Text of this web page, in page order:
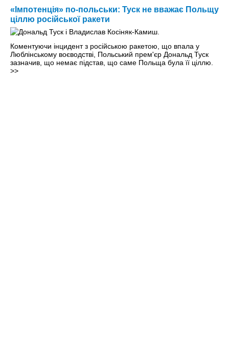
«Імпотенція» по-польськи: Туск не вважає Польщу
ціллю російської ракети
Коментуючи інцидент з російською ракетою, що впала у
Люблінському воєводстві, Польський прем'єр Дональд Туск
зазначив, що немає підстав, що саме Польща була її ціллю.
>>